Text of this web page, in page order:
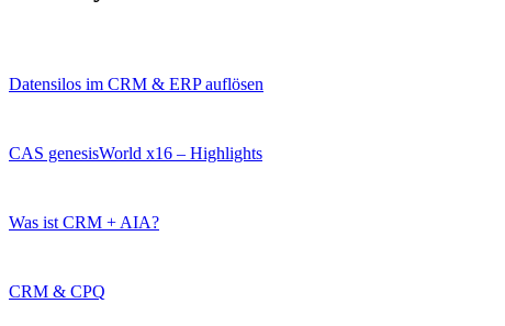
Datensilos im CRM & ERP auflösen
CAS genesisWorld x16 – Highlights
Was ist CRM + AIA?
CRM & CPQ